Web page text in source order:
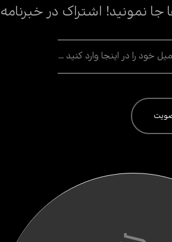
جا نمونید! اشتراک در خبرنامه